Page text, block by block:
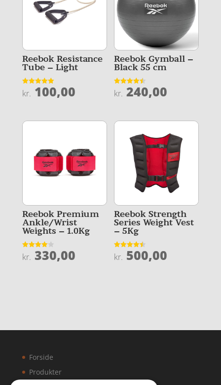
Reebok Resistance
Tube – Light
Vurderet
5
kr. 100,00
Reebok Gymball –
Black 55 cm
Vurderet
4.5
kr. 240,00
Reebok Premium
Ankle/Wrist
Weights – 1.0Kg
Vurderet
4
kr. 330,00
Reebok Strength
Series Weight Vest
– 5Kg
Vurderet
4.5
kr. 500,00
Forside
Produkter